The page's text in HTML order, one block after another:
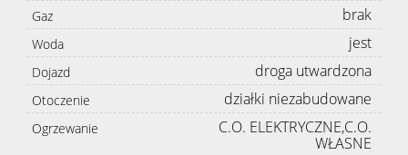
Gaz brak
Woda jest
Dojazd droga utwardzona
Otoczenie działki niezabudowane
Ogrzewanie
C.O. ELEKTRYCZNE,C.O.
WŁASNE